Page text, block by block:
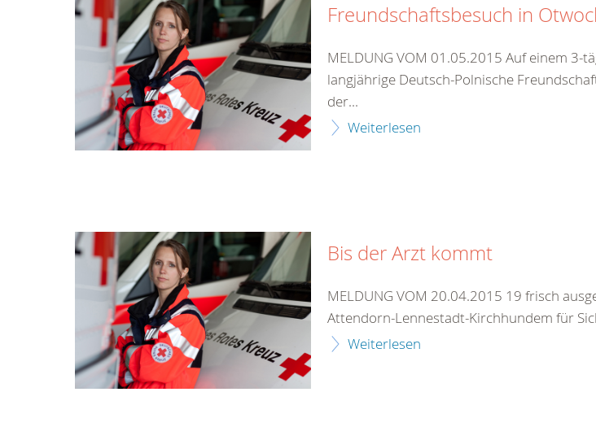
Freundschaftsbesuch in
MELDUNG VOM 01.05.2015 Auf einem 3-
langjährige Deutsch-Polnische
der...
Weiterlesen
Bis der Arzt kommt
MELDUNG VOM 20.04.2015 19 frisch
Attendorn-Lennestadt-Kirchhundem für
Weiterlesen